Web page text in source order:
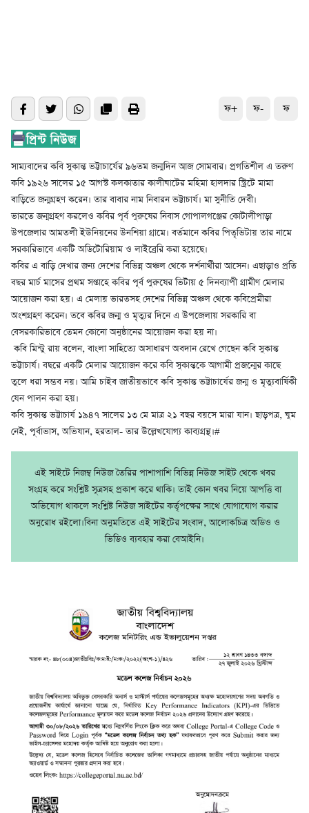
ফ+ ফ- ফ
সাম্যবাদের কবি সুকান্ত ভট্টাচার্যের ৯৬তম জন্মদিন আজ সোমবার। প্রগতিশীল এ তরুণ
কবি ১৯২৬ সালের ১৫ আগস্ট কলকাতার কালীঘাটের মহিমা হালদার স্ট্রিটে মামা
বাড়িতে জন্মগ্রহণ করেন। তার বাবার নাম নিবারন ভট্টাচার্য। মা সুনীতি দেবী।
ভারতে জন্মগ্রহণ করলেও কবির পূর্ব পুরুষের নিবাস গোপালগঞ্জের কোটালীপাড়া
উপজেলার আমতলী ইউনিয়নের উনশিয়া গ্রামে। বর্তমানে কবির পিতৃভিটায় তার নামে
সরকারিভাবে একটি অডিটোরিয়াম ও লাইব্রেরি করা হয়েছে।
কবির এ বাড়ি দেখার জন্য দেশের বিভিন্ন অঞ্চল থেকে দর্শনার্থীরা আসেন। এছাড়াও প্রতি
বছর মার্চ মাসের প্রথম সপ্তাহে কবির পূর্ব পুরুষের ভিটায় ৫ দিনব্যাপী গ্রামীণ মেলার
আয়োজন করা হয়। এ মেলায় ভারতসহ দেশের বিভিন্ন অঞ্চল থেকে কবিপ্রেমীরা
অংশগ্রহণ করেন। তবে কবির জন্ম ও মৃত্যুর দিনে এ উপজেলায় সরকারি বা
বেসরকারিভাবে তেমন কোনো অনুষ্ঠানের আয়োজন করা হয় না।
কবি মিন্টু রায় বলেন, বাংলা সাহিত্যে অসাধারণ অবদান রেখে গেছেন কবি সুকান্ত
ভট্টাচার্য। বছরে একটি মেলার আয়োজন করে কবি সুকান্তকে আগামী প্রজন্মের কাছে
তুলে ধরা সম্ভব নয়। আমি চাইব জাতীয়ভাবে কবি সুকান্ত ভট্টাচার্যের জন্ম ও মৃত্যুবার্ষিকী
যেন পালন করা হয়।
কবি সুকান্ত ভট্টাচার্য ১৯৪৭ সালের ১৩ মে মাত্র ২১ বছর বয়সে মারা যান। ছাড়পত্র, ঘুম
নেই, পূর্বাভাস, অভিযান, হরতাল- তার উল্লেখযোগ্য কাব্যগ্রন্থ।#
এই সাইটে নিজম্ব নিউজ তৈরির পাশাপাশি বিভিন্ন নিউজ সাইট থেকে খবর
সংগ্রহ করে সংশ্লিষ্ট সূত্রসহ প্রকাশ করে থাকি। তাই কোন খবর নিয়ে আপত্তি বা
অভিযোগ থাকলে সংশ্লিষ্ট নিউজ সাইটের কর্তৃপক্ষের সাথে যোগাযোগ করার
অনুরোধ রইলো।বিনা অনুমতিতে এই সাইটের সংবাদ, আলোকচিত্র অডিও ও
ভিডিও ব্যবহার করা বেআইনি।